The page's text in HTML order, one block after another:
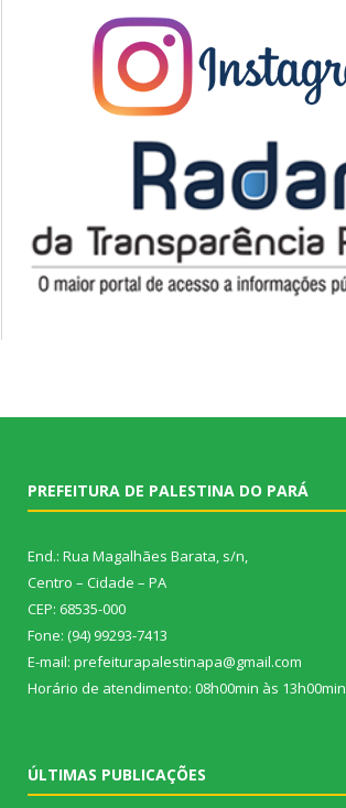
PREFEITURA DE PALESTINA DO PARÁ
End.: Rua Magalhães Barata, s/n,
Centro – Cidade – PA
CEP: 68535-000
Fone: (94) 99293-7413
E-mail: prefeiturapalestinapa@gmail.com
Horário de atendimento: 08h00min às 13h00min
ÚLTIMAS PUBLICAÇÕES